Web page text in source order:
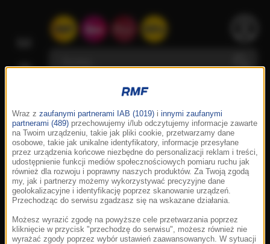
Wraz z zaufanymi partnerami IAB (1019) i innymi zaufanymi
partnerami (489) przechowujemy i/lub odczytujemy informacje zawarte
na Twoim urządzeniu, takie jak pliki cookie, przetwarzamy dane
osobowe, takie jak unikalne identyfikatory, informacje przesyłane
przez urządzenia końcowe niezbędne do personalizacji reklam i treści,
udostępnienie funkcji mediów społecznościowych pomiaru ruchu jak
również dla rozwoju i poprawny naszych produktów. Za Twoją zgodą
my, jak i partnerzy możemy wykorzystywać precyzyjne dane
geolokalizacyjne i identyfikację poprzez skanowanie urządzeń.
Przechodząc do serwisu zgadzasz się na wskazane działania.
Możesz wyrazić zgodę na powyższe cele przetwarzania poprzez
kliknięcie w przycisk "przechodzę do serwisu", możesz również nie
wyrażać zgody poprzez wybór ustawień zaawansowanych. W sytuacji